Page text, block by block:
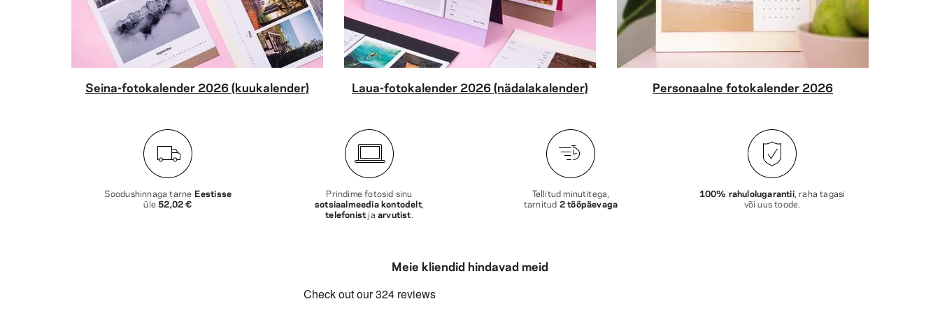
Seina-fotokalender 2026 (kuukalender) Laua-fotokalender 2026 (nädalakalender) Personaalne fotokalender 2026
Soodushinnaga tarne Eestisse
üle52,02 €
Prindime fotosid sinu
sotsiaalmeedia kontodelt,
telefonist ja arvutist
Tellitud minutitega,
tarnitud 2 tööpäevaga
100% rahulolugarantii, raha tagasi
või uus toode.
Meie kliendid hindavad meid